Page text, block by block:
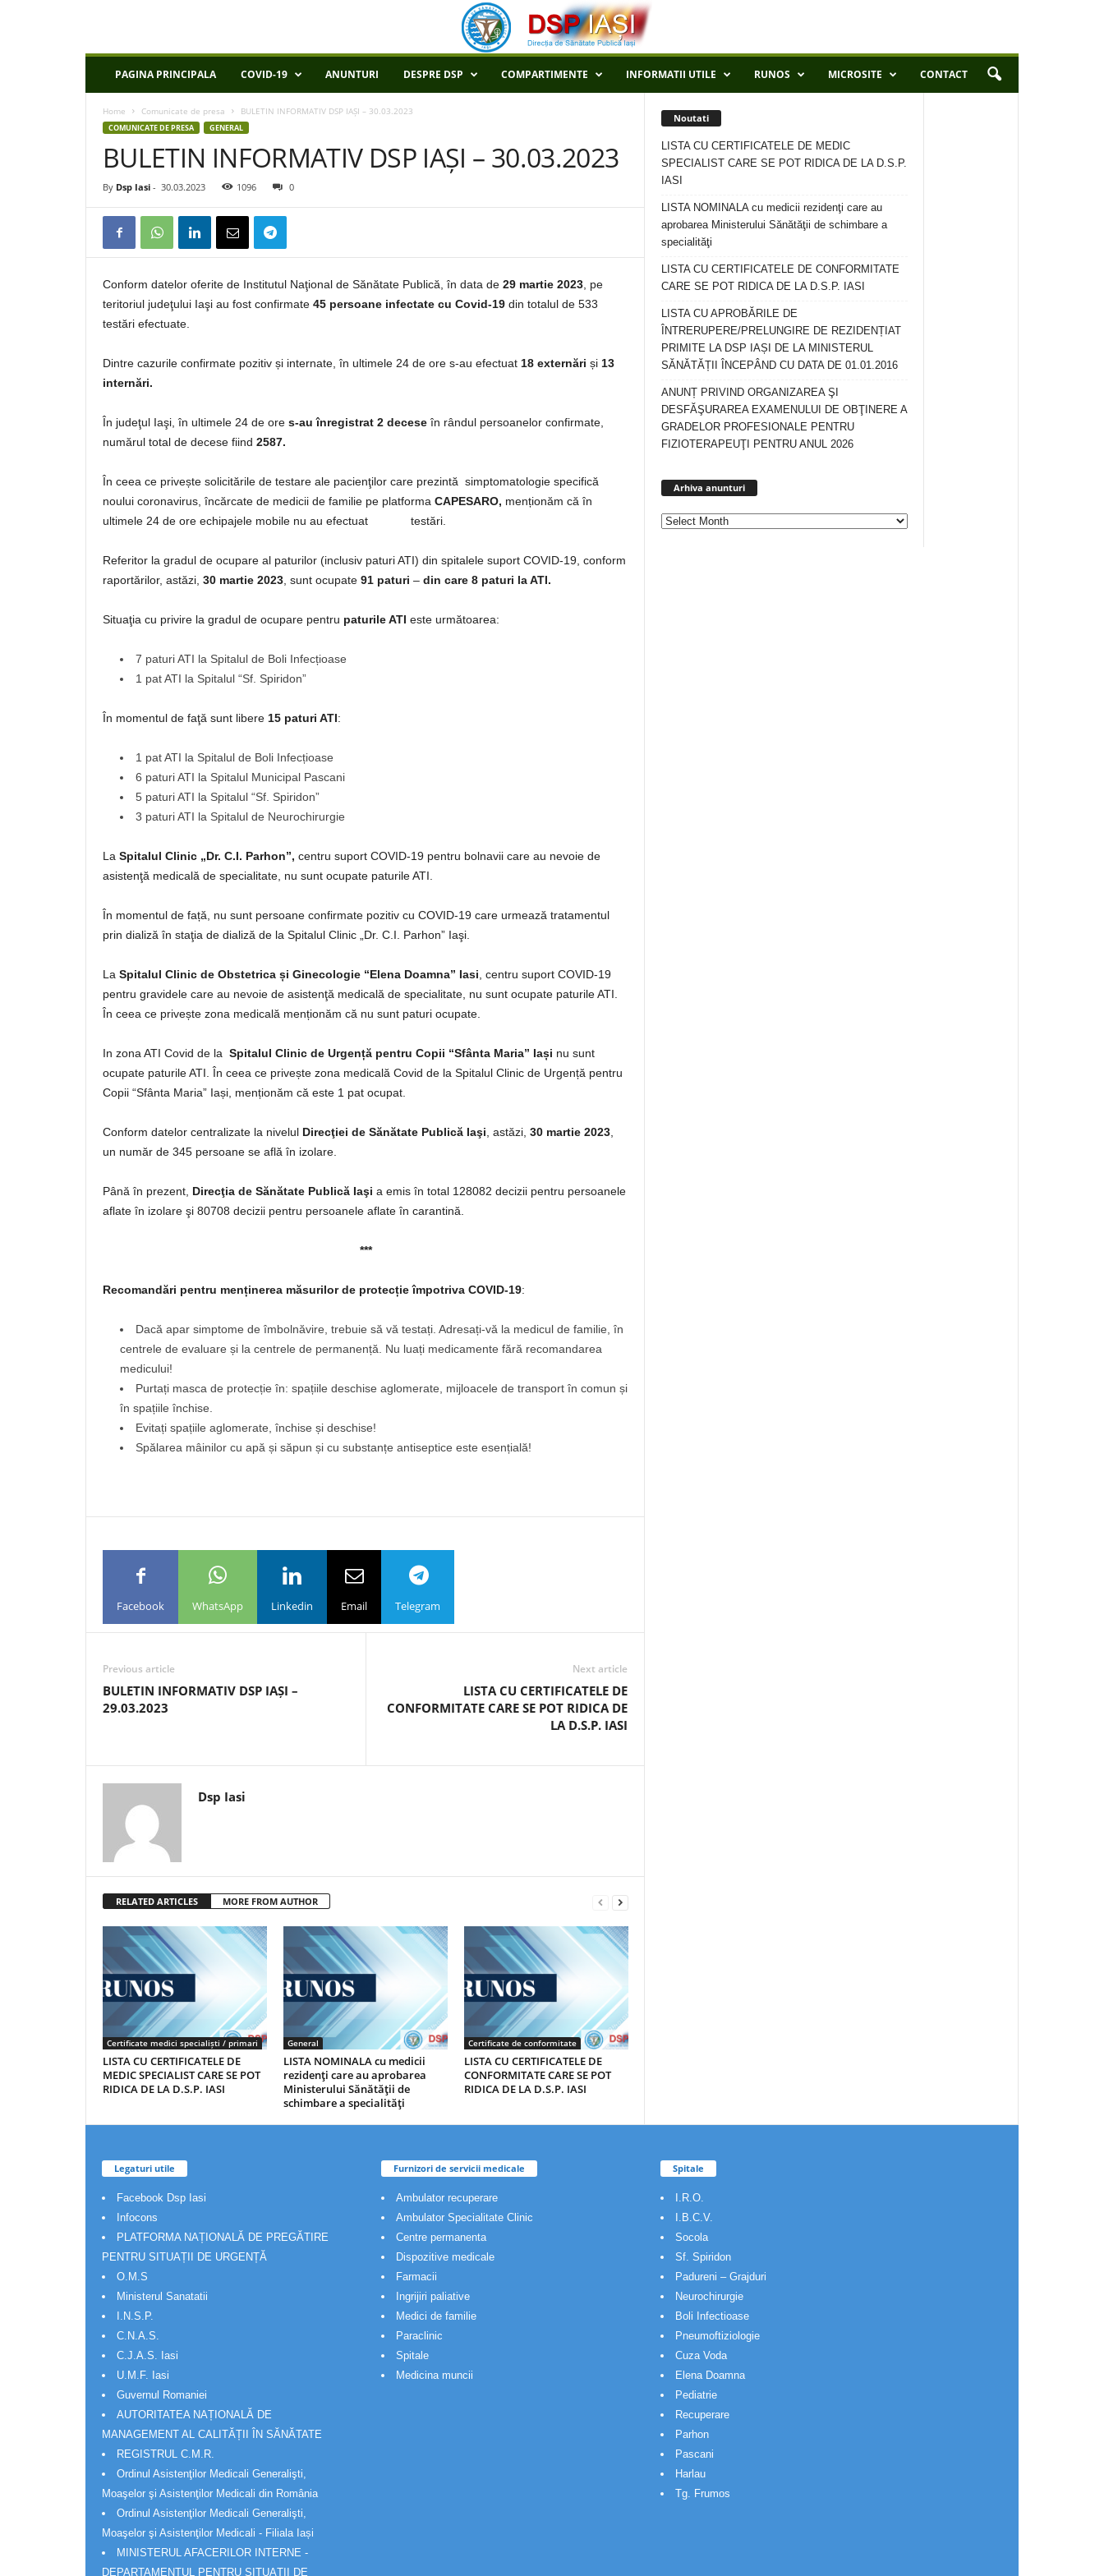
P
PAGINA PRINCIPALA COVID-19 ANUNTURI DESPRE DSP COMPARTIMENTE INFORMATII UTILE RUNOS MICROSITE CONTACT
Home Comunicate de presa BULETIN INFORMATIV DSP IAȘI – 30.03.2023
COMUNICATE DE PRESA GENERAL
BULETIN INFORMATIV DSP IAȘI – 30.03.2023
By Dsp Iasi - 30.03.2023 1096 0
Conform datelor oferite de Institutul Naţional de Sănătate Publică, în data de 29 martie 2023 , pe
teritoriul judeţului Iaşi au fost confirmate 45 persoane infectate cu Covid-19 din totalul de 533
testări efectuate.
Dintre cazurile confirmate pozitiv și internate, în ultimele 24 de ore s-au efectuat 18 externări și 13
internări.
În judeţul Iaşi, în ultimele 24 de ore s-au înregistrat 2 decese în rândul persoanelor confirmate,
numărul total de decese fiind 2587.
În ceea ce privește solicitările de testare ale pacienţilor care prezintă simptomatologie specifică
noului coronavirus, încărcate de medicii de familie pe platforma CAPESARO, menționăm că în
ultimele 24 de ore echipajele mobile nu au efectuat testări.
Referitor la gradul de ocupare al paturilor (inclusiv paturi ATI) din spitalele suport COVID-19, conform
raportărilor, astăzi, 30 martie 2023 , sunt ocupate 91 paturi – din care 8 paturi la ATI.
Situaţia cu privire la gradul de ocupare pentru paturile ATI este următoarea:
7 paturi ATI la Spitalul de Boli Infecțioase
1 pat ATI la Spitalul “Sf. Spiridon”
În momentul de faţă sunt libere 15 paturi ATI:
1 pat ATI la Spitalul de Boli Infecțioase
6 paturi ATI la Spitalul Municipal Pascani
5 paturi ATI la Spitalul “Sf. Spiridon”
3 paturi ATI la Spitalul de Neurochirurgie
La Spitalul Clinic „Dr. C.I. Parhon”, centru suport COVID-19 pentru bolnavii care au nevoie de
asistenţă medicală de specialitate, nu sunt ocupate paturile ATI.
În momentul de față, nu sunt persoane confirmate pozitiv cu COVID-19 care urmează tratamentul
prin dializă în staţia de dializă de la Spitalul Clinic „Dr. C.I. Parhon” Iaşi.
La Spitalul Clinic de Obstetrica și Ginecologie “Elena Doamna” Iasi , centru suport COVID-19
pentru gravidele care au nevoie de asistenţă medicală de specialitate, nu sunt ocupate paturile ATI.
În ceea ce privește zona medicală menționăm că nu sunt paturi ocupate.
In zona ATI Covid de la Spitalul Clinic de Urgență pentru Copii “Sfânta Maria” Iași nu sunt
ocupate paturile ATI. În ceea ce privește zona medicală Covid de la Spitalul Clinic de Urgență pentru
Copii “Sfânta Maria” Iași, menționăm că este 1 pat ocupat.
Conform datelor centralizate la nivelul Direcţiei de Sănătate Publică Iaşi , astăzi, 30 martie 2023
un număr de 345 persoane se află în izolare.
Până în prezent, Direcţia de Sănătate Publică Iaşi a emis în total 128082 decizii pentru persoanele
aflate în izolare şi 80708 decizii pentru persoanele aflate în carantină.
***
Recomandări pentru menținerea măsurilor de protecție împotriva COVID-19:
Dacă apar simptome de îmbolnăvire, trebuie să vă testați. Adresați-vă la medicul de familie, în
centrele de evaluare și la centrele de permanență. Nu luați medicamente fără recomandarea
medicului!
Purtați masca de protecție în: spațiile deschise aglomerate, mijloacele de transport în comun și
în spațiile închise.
Evitați spațiile aglomerate, închise și deschise!
Spălarea mâinilor cu apă și săpun și cu substanțe antiseptice este esențială!
Facebook WhatsApp Linkedin Email Telegram
Previous article
BULETIN INFORMATIV DSP IAȘI –
29.03.2023
Next article
LISTA CU CERTIFICATELE DE
CONFORMITATE CARE SE POT RIDICA DE
LA D.S.P. IASI
Dsp Iasi
RELATED ARTICLES MORE FROM AUTHOR
Certificate medici specialiști / primari
LISTA CU CERTIFICATELE DE
MEDIC SPECIALIST CARE SE POT
RIDICA DE LA D.S.P. IASI
General
LISTA NOMINALA cu medicii
rezidenţi care au aprobarea
Ministerului Sănătăţii de
schimbare a specialităţi
Certificate de conformitate
LISTA CU CERTIFICATELE DE
CONFORMITATE CARE SE POT
RIDICA DE LA D.S.P. IASI
Noutati
LISTA CU CERTIFICATELE DE MEDIC
SPECIALIST CARE SE POT RIDICA DE LA D.S.P.
IASI
LISTA NOMINALA cu medicii rezidenţi care au
aprobarea Ministerului Sănătăţii de schimbare a
specialităţi
LISTA CU CERTIFICATELE DE CONFORMITATE
CARE SE POT RIDICA DE LA D.S.P. IASI
LISTA CU APROBĂRILE DE
ÎNTRERUPERE/PRELUNGIRE DE REZIDENȚIAT
PRIMITE LA DSP IAȘI DE LA MINISTERUL
SĂNĂTĂȚII ÎNCEPÂND CU DATA DE 01.01.2016
ANUNȚ PRIVIND ORGANIZAREA ŞI
DESFĂŞURAREA EXAMENULUI DE OBŢINERE A
GRADELOR PROFESIONALE PENTRU
FIZIOTERAPEUŢI PENTRU ANUL 2026
Arhiva anunturi
Legaturi utile
Facebook Dsp Iasi
Infocons
PLATFORMA NAȚIONALĂ DE PREGĂTIRE
PENTRU SITUAȚII DE URGENȚĂ
O.M.S
Ministerul Sanatatii
I.N.S.P.
C.N.A.S.
C.J.A.S. Iasi
U.M.F. Iasi
Guvernul Romaniei
AUTORITATEA NAȚIONALĂ DE
MANAGEMENT AL CALITĂȚII ÎN SĂNĂTATE
REGISTRUL C.M.R.
Ordinul Asistenţilor Medicali Generalişti,
Moaşelor şi Asistenţilor Medicali din România
Ordinul Asistenţilor Medicali Generalişti,
Moaşelor şi Asistenţilor Medicali - Filiala Iași
MINISTERUL AFACERILOR INTERNE -
DEPARTAMENTUL PENTRU SITUAȚII DE
Furnizori de servicii medicale
Ambulator recuperare
Ambulator Specialitate Clinic
Centre permanenta
Dispozitive medicale
Farmacii
Ingrijiri paliative
Medici de familie
Paraclinic
Spitale
Medicina muncii
Spitale
I.R.O.
I.B.C.V.
Socola
Sf. Spiridon
Padureni – Grajduri
Neurochirurgie
Boli Infectioase
Pneumoftiziologie
Cuza Voda
Elena Doamna
Pediatrie
Recuperare
Parhon
Pascani
Harlau
Tg. Frumos